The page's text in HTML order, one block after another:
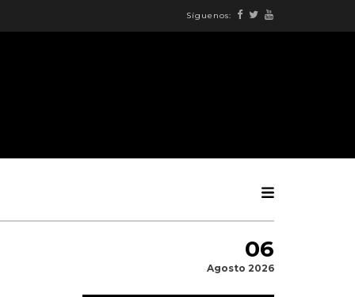
Síguenos:
06
Agosto 2026